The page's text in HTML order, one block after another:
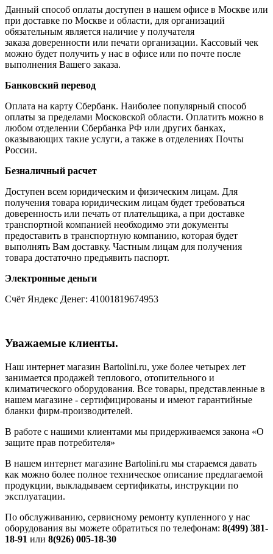
Данный способ оплаты доступен в нашем офисе в Москве или
при доставке по Москве и области, для организаций
обязательным является наличие у получателя
заказа доверенности или печати организации. Кассовый чек
можно будет получить у нас в офисе или по почте после
выполнения Вашего заказа.
Банковский перевод
Оплата на карту Сбербанк. Наиболее популярный способ
оплаты за пределами Московской области. Оплатить можно в
любом отделении Сбербанка РФ или других банках,
оказывающих такие услуги, а также в отделениях Почты
России.
Безналичный расчет
Доступен всем юридическим и физическим лицам. Для
получения товара юридическим лицам будет требоваться
доверенность или печать от плательщика, а при доставке
транспортной компанией необходимо эти документы
предоставить в транспортную компанию, которая будет
выполнять Вам доставку. Частным лицам для получения
товара достаточно предъявить паспорт.
Электронные деньги
Счёт Яндекс Денег: 41001819674953
Уважаемые клиенты.
Наш интернет магазин Bartolini.ru, уже более четырех лет
занимается продажей теплового, отопительного и
климатического оборудования. Все товары, представленные в
нашем магазине - сертифицированы и имеют гарантийные
бланки фирм-производителей.
В работе с нашими клиентами мы придерживаемся закона «О
защите прав потребителя»
В нашем интернет магазине Bartolini.ru мы стараемся давать
как можно более полное техническое описание предлагаемой
продукции, выкладываем сертификаты, инструкции по
эксплуатации.
По обслуживанию, сервисному ремонту купленного у нас
оборудования вы можете обратиться по телефонам: 8(499) 381-
18-91 или 8(926) 005-18-30